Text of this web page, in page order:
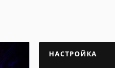
НАСТРОЙКА